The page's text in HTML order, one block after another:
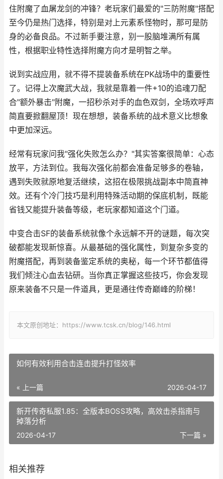
住附魔了血屠龙剑的冲锋？老玩家们最爱的"三防附魔"搭配
至今仍是热门选择，特别是对上元素系怪物时，那可是防
身的必备良品。不过新手要注意，别一股脑堆满所有属
性，根据职业特性选择附魔方向才是明智之举。
说到实战应用，就不得不提装备系统在PK战场中的重要性
了。记得上次魔武大战，我就是靠着一件+10的追魂刀配
合"额外暴击"附魔，一招秒杀对手的血色双剑，全场欢呼声
简直要掀翻屋顶！现在想想，装备系统的战术意义比想象
中更加深远。
经常有玩家问我"强化失败怎么办？"其实答案很简单：心态
放平，方法到位。我每次强化前都会准备足够多的卷轴，
遇到失败就原地复活继续，这招在极限挑战副本中简直神
效。还有个冷门技巧是利用特殊活动期的保底机制，既能
省钱又能提升装备等级，老玩家都知道这个门道。
中变合击SF的装备系统就像个永远解不开的谜题，每次突
破都能发现新惊喜。从最基础的强化属性，到复杂多变的
附魔搭配，再到装备鉴定系统的奥秘，每一个环节都值得
我们倾注心血去钻研。当你真正掌握这些技巧，你会发现
原来装备不只是一件道具，更是通往传奇巅峰的阶梯！
本文原创地址：https://www.tcsk.cn/blog/146.html
如何有效利用合击连击提升打怪效率
« 上一篇 2026-04-17
新开传奇私服1.85：全版本BOSS攻略，高效击杀指南与
掉落分析
下一篇 »
2026-04-17
相关推荐